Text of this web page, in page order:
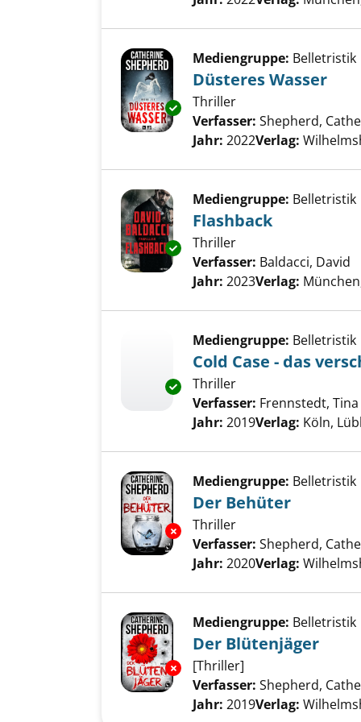
Exemplar-Details von Düsteres
Mediengruppe: Belletristik
Düsteres Wasser
Thriller
Verfasser: Shepherd,
Jahr: 2022Verlag:
Exemplar-Details von
Mediengruppe: Belletristik
Flashback
Thriller
Verfasser: Baldacci, David
Jahr: 2023Verlag:
Exemplar-Details von Cold
Mediengruppe: Belletristik
Cold Case - das
Thriller
Verfasser: Frennstedt, Tina
Jahr: 2019Verlag: Köln,
Exemplar-Details von Der
Mediengruppe: Belletristik
Der Behüter
Thriller
Verfasser: Shepherd,
Jahr: 2020Verlag:
Exemplar-Details von Der
Mediengruppe: Belletristik
Der Blütenjäger
[Thriller]
Verfasser: Shepherd,
Jahr: 2019Verlag: